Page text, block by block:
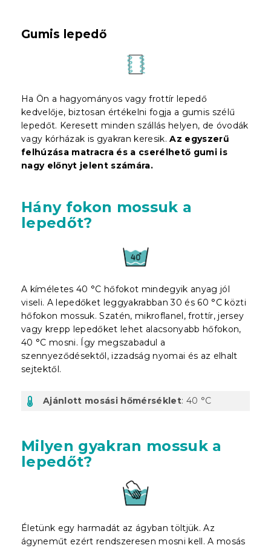
Gumis lepedő
Ha Ön a hagyományos vagy frottír lepedő
kedvelője, biztosan értékelni fogja a gumis szélű
lepedőt. Keresett minden szállás helyen, de óvodák
vagy kórházak is gyakran keresik. Az egyszerű
felhúzása matracra és a cserélhető gumi is
nagy előnyt jelent számára.
Hány fokon mossuk a
lepedőt?
A kíméletes 40 °C hőfokot mindegyik anyag jól
viseli. A lepedőket leggyakrabban 30 és 60 °C közti
hőfokon mossuk. Szatén, mikroflanel, frottír, jersey
vagy krepp lepedőket lehet alacsonyabb hőfokon,
40 °C mosni. Így megszabadul a
szennyeződésektől, izzadság nyomai és az elhalt
sejtektől.
Ajánlott mosási hőmérséklet: 40 °C
Milyen gyakran mossuk a
lepedőt?
Életünk egy harmadát az ágyban töltjük. Az
ágyneműt ezért rendszeresen mosni kell. A mosás